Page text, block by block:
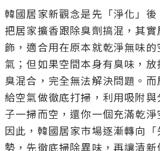
韓國居家新觀念是先「淨化」
把居家擴香跟除臭劑搞混，其
飾，適合用在原本就乾淨無味的
氣；但如果空間本身有臭味，
臭混合，完全無法解決問題。
給空氣做徹底打掃，利用吸附
子一掃而空，還你一個充滿乾
因此，韓國居家市場逐漸轉向
勢，先徹底掃除異味，再讓清